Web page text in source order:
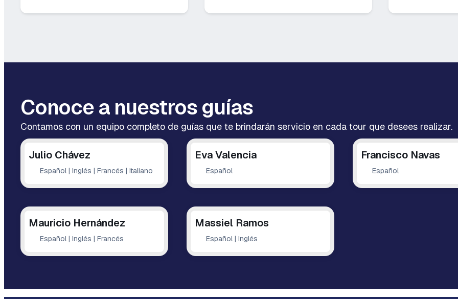
Conoce a nuestros guías
Contamos con un equipo completo de guías que te brindarán servicio en cada tour que desees realizar.
Julio Chávez
Español | Inglés | Francés | Italiano
Eva Valencia
Español
Francisco Navas
Español
Mauricio Hernández
Español | Inglés | Francés
Massiel Ramos
Español | Inglés